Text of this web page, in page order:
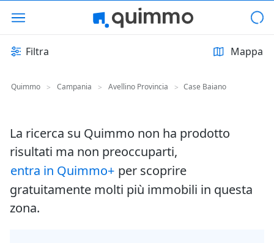
Filtra Mappa
Quimmo > Campania > Avellino Provincia > Case Baiano
La ricerca su Quimmo non ha prodotto
risultati ma non preoccuparti,
entra in Quimmo+ per scoprire
gratuitamente molti più immobili in questa
zona.